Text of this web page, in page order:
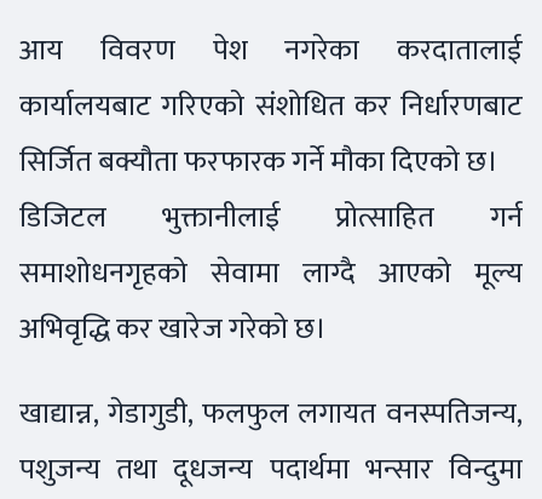
आय विवरण पेश नगरेका करदातालाई
कार्यालयबाट गरिएको संशोधित कर निर्धारणबाट
सिर्जित बक्यौता फरफारक गर्ने मौका दिएको छ।
डिजिटल भुक्तानीलाई प्रोत्साहित गर्न
समाशोधनगृहको सेवामा लाग्दै आएको मूल्य
अभिवृद्धि कर खारेज गरेको छ।
खाद्यान्न, गेडागुडी, फलफुल लगायत वनस्पतिजन्य,
पशुजन्य तथा दूधजन्य पदार्थमा भन्सार विन्दुमा